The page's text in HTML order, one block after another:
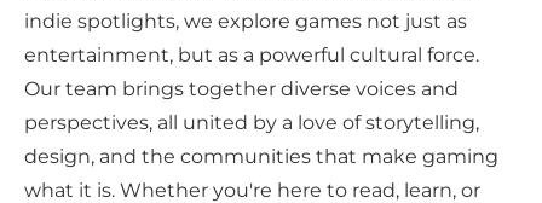
indie spotlights, we explore games not just as
entertainment, but as a powerful cultural force.
Our team brings together diverse voices and
perspectives, all united by a love of storytelling,
design, and the communities that make gaming
what it is. Whether you're here to read, learn, or